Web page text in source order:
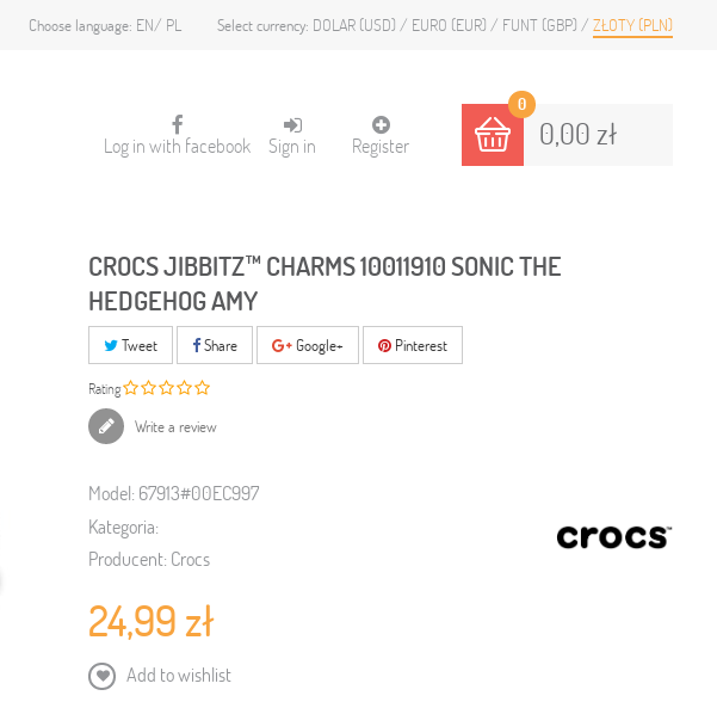
Select currency: DOLAR (USD) EURO (EUR) FUNT (GBP) ZŁOTY (PLN)
Choose language: EN PL
0
0,00 zł
Sign in Register
Log in with facebook
CROCS JIBBITZ™ CHARMS 10011910 SONIC THE
HEDGEHOG AMY
Tweet Share Google+ Pinterest
Rating
Write a review
Model: 67913#00EC997
Kategoria:
Producent: Crocs
24,99 zł
Add to wishlist